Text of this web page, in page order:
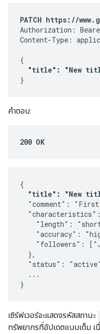
PATCH https://
Authorization:
Content-Type:
{
"title": "New
}
คำตอบ:
200 OK
{
"title": "New
"comment": "First
"length":
"accuracy":
"followers":
  },
"status":
  ...
}
เซิร์ฟเวอร์จะแสดงรหัสสถานะ
ทรัพยากรที่อัปเดตแบบเต็ม